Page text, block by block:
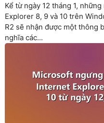
Kể từ ngày 12 tháng 1,
Explorer 8, 9 và 10 trên
R2 sẽ nhận được một thông
nghĩa các...